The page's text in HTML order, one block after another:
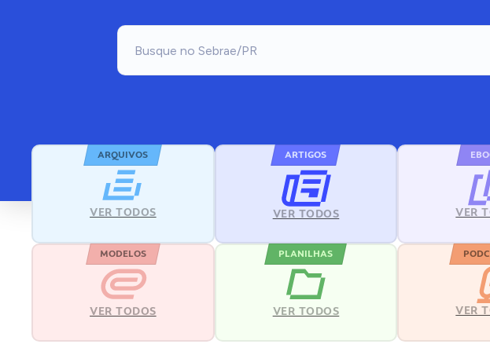
ARQUIVOS
VER TODOS
ARTIGOS
VER TODOS VER
MODELOS
VER TODOS
PLANILHAS
VER TODOS VER